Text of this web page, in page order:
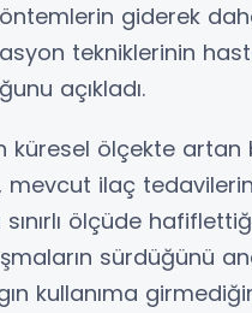
giderek
tekniklerinin
açıkladı.
küresel ölçekte
ilaç
sınırlı ölçüde
sürdüğünü
kullanıma